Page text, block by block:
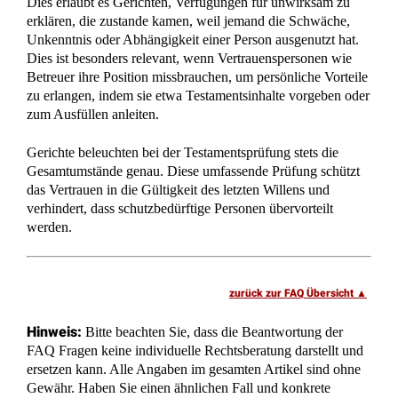
Kontaktformular
Termin vereinbaren
Datenschutz
Mandantenhinweise nach DSGVO
Mandantenhinweise Notariat
Widerrufsbelehrung
© 2025Rechtsanwälte Kotz GbR – Erbrecht Siegen– Alle
Rechte vorbehalten.